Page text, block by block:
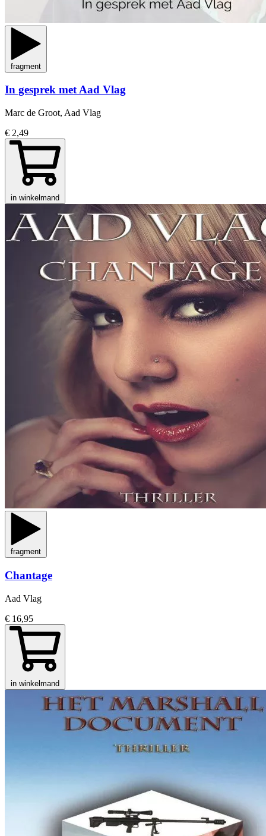
fragment
In gesprek met Aad Vlag
Marc de Groot, Aad Vlag
€ 2,49
in winkelmand
fragment
Chantage
Aad Vlag
€ 16,95
in winkelmand